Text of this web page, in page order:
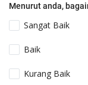
Menurut anda,
Sangat Baik
Baik
Kurang Baik